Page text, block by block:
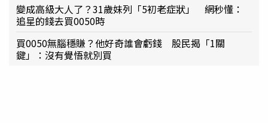
變成高級大人了？31歲妹列「5初老症狀」 網秒懂：
追星的錢去買0050時
買0050無腦穩賺？他好奇誰會虧錢 股民揭「1關
鍵」：沒有覺悟就別買